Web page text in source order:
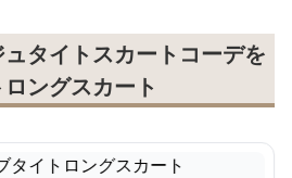
タイトスカートコーデを
ングスカート